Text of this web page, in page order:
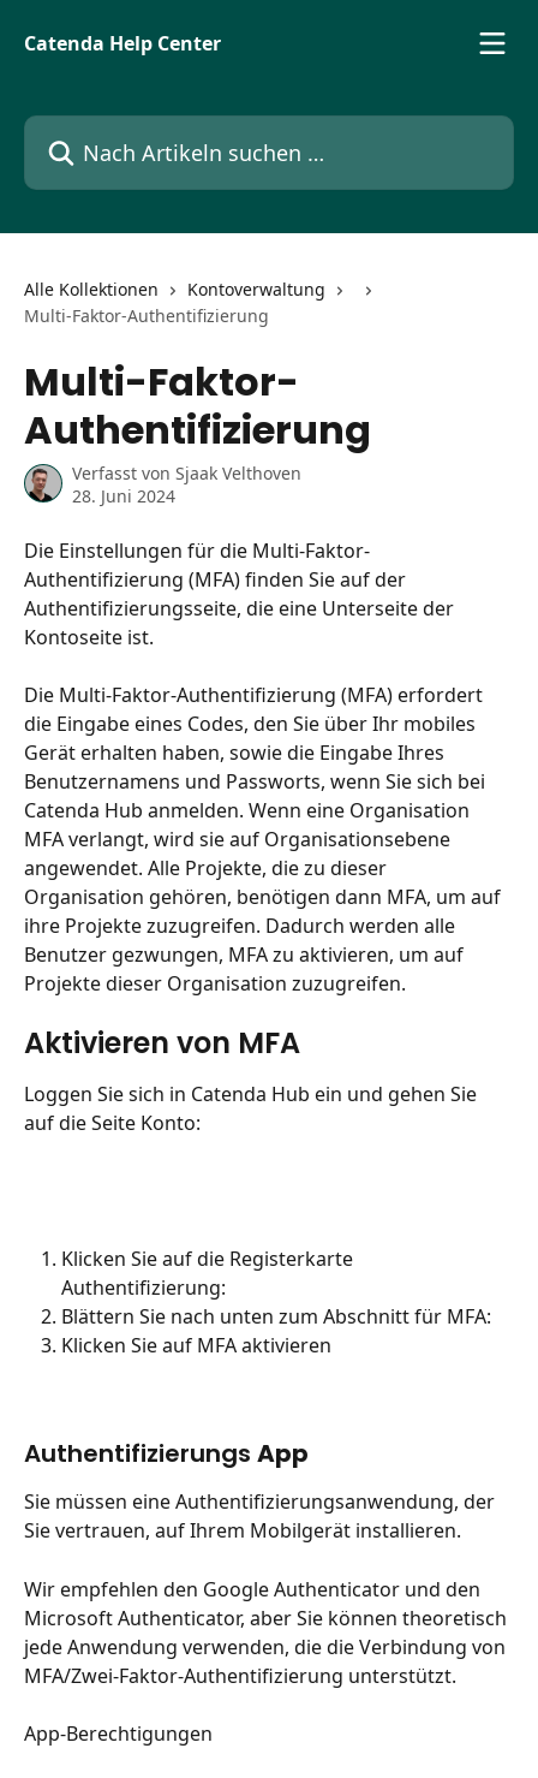
Catenda Help Center
Nach Artikeln suchen …
Alle Kollektionen
Kontoverwaltung
Multi-Faktor-Authentifizierung
Multi-Faktor-
Authentifizierung
Verfasst von Sjaak Velthoven
28. Juni 2024
Die Einstellungen für die Multi-Faktor-
Authentifizierung (MFA) finden Sie auf der
Authentifizierungsseite, die eine Unterseite der
Kontoseite ist.
Die Multi-Faktor-Authentifizierung (MFA) erfordert
die Eingabe eines Codes, den Sie über Ihr mobiles
Gerät erhalten haben, sowie die Eingabe Ihres
Benutzernamens und Passworts, wenn Sie sich bei
Catenda Hub anmelden. Wenn eine Organisation
MFA verlangt, wird sie auf Organisationsebene
angewendet. Alle Projekte, die zu dieser
Organisation gehören, benötigen dann MFA, um auf
ihre Projekte zuzugreifen. Dadurch werden alle
Benutzer gezwungen, MFA zu aktivieren, um auf
Projekte dieser Organisation zuzugreifen.
Aktivieren von MFA
Loggen Sie sich in Catenda Hub ein und gehen Sie
auf die Seite Konto:
Klicken Sie auf die Registerkarte
Authentifizierung:
Blättern Sie nach unten zum Abschnitt für MFA:
Klicken Sie auf MFA aktivieren
Authentifizierungs App
Sie müssen eine Authentifizierungsanwendung, der
Sie vertrauen, auf Ihrem Mobilgerät installieren.
Wir empfehlen den Google Authenticator und den
Microsoft Authenticator, aber Sie können theoretisch
jede Anwendung verwenden, die die Verbindung von
MFA/Zwei-Faktor-Authentifizierung unterstützt.
App-Berechtigungen